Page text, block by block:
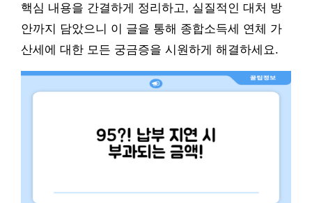
핵심 내용을 간결하게 정리하고, 실질적인 대처 방
안까지 담았으니 이 글을 통해 종합소득세 연체 가
산세에 대한 모든 궁금증을 시원하게 해결하세요.